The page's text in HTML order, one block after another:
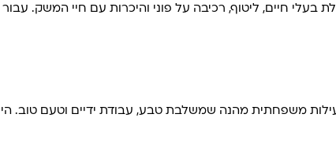
בעלי חיים, ליטוף, רכיבה על פוני והיכרות עם חיי המשק.
פעילות משפחתית מהנה שמשלבת טבע, עבודת ידיים וטעם